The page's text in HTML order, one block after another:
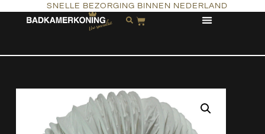
SNELLE BEZORGING BINNEN NEDERLAND